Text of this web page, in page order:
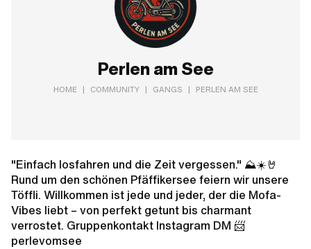
Perlen am See
HOME | COMMUNITY | GANGS | PERLEN AM SEE
"Einfach losfahren und die Zeit vergessen." ⛰️☀️🤘
Rund um den schönen Pfäffikersee feiern wir unsere
Töffli. Willkommen ist jede und jeder, der die Mofa-
Vibes liebt – von perfekt getunt bis charmant
verrostet. Gruppenkontakt Instagram DM 📨
perlevomsee